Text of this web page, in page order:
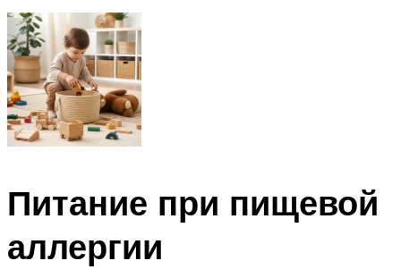
Питание при пищевой
аллергии